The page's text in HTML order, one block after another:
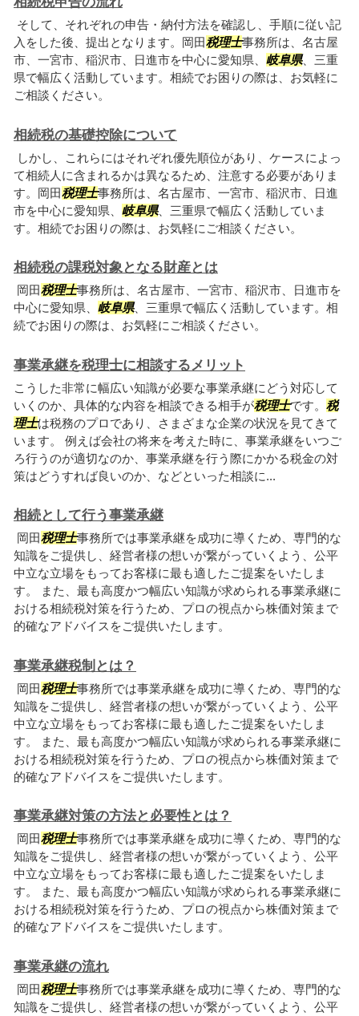
そして、それぞれの申告・納付方法を確認し、手順に従い記
入をした後、提出となります。岡田税理士事務所は、名古屋
市、一宮市、稲沢市、日進市を中心に愛知県、 岐阜県、三重
県で幅広く活動しています。相続でお困りの際は、お気軽に
ご相談ください。
相続税の基礎控除について
しかし、これらにはそれぞれ優先順位があり、ケースによっ
て相続人に含まれるかは異なるため、注意する必要がありま
す。岡田税理士事務所は、名古屋市、一宮市、稲沢市、日進
市を中心に愛知県、 岐阜県、三重県で幅広く活動していま
す。相続でお困りの際は、お気軽にご相談ください。
相続税の課税対象となる財産とは
岡田税理士事務所は、名古屋市、一宮市、稲沢市、日進市を
中心に愛知県、 岐阜県、三重県で幅広く活動しています。相
続でお困りの際は、お気軽にご相談ください。
事業承継を税理士に相談するメリット
こうした非常に幅広い知識が必要な事業承継にどう対応して
いくのか、具体的な内容を相談できる相手が税理士です。 税
理士は税務のプロであり、さまざまな企業の状況を見てきて
います。 例えば会社の将来を考えた時に、事業承継をいつご
ろ行うのが適切なのか、事業承継を行う際にかかる税金の対
策はどうすれば良いのか、などといった相談に...
相続として行う事業承継
岡田税理士事務所では事業承継を成功に導くため、専門的な
知識をご提供し、経営者様の想いが繋がっていくよう、公平
中立な立場をもってお客様に最も適したご提案をいたしま
す。 また、最も高度かつ幅広い知識が求められる事業承継に
おける相続税対策を行うため、プロの視点から株価対策まで
的確なアドバイスをご提供いたします。
事業承継税制とは？
岡田税理士事務所では事業承継を成功に導くため、専門的な
知識をご提供し、経営者様の想いが繋がっていくよう、公平
中立な立場をもってお客様に最も適したご提案をいたしま
す。 また、最も高度かつ幅広い知識が求められる事業承継に
おける相続税対策を行うため、プロの視点から株価対策まで
的確なアドバイスをご提供いたします。
事業承継対策の方法と必要性とは？
岡田税理士事務所では事業承継を成功に導くため、専門的な
知識をご提供し、経営者様の想いが繋がっていくよう、公平
中立な立場をもってお客様に最も適したご提案をいたしま
す。 また、最も高度かつ幅広い知識が求められる事業承継に
おける相続税対策を行うため、プロの視点から株価対策まで
的確なアドバイスをご提供いたします。
事業承継の流れ
岡田税理士事務所では事業承継を成功に導くため、専門的な
知識をご提供し、経営者様の想いが繋がっていくよう、公平